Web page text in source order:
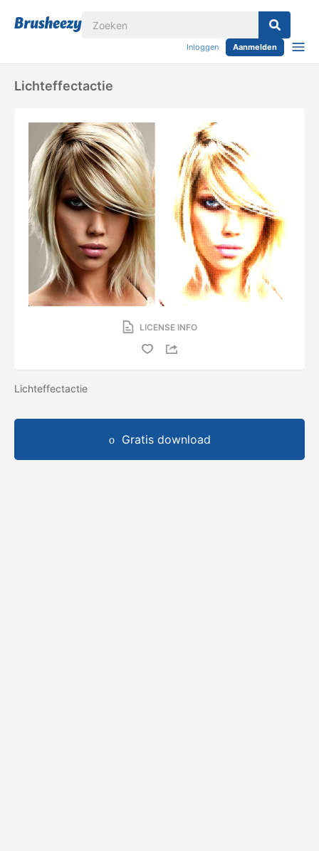
Inloggen Aanmelden
Lichteffectactie
LICENSE INFO
Lichteffectactie
Gratis download